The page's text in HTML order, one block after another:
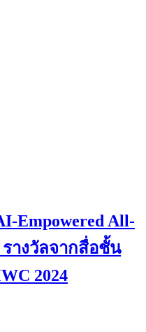
Empowered All-
รางวัลจากสื่อชั้น
2024